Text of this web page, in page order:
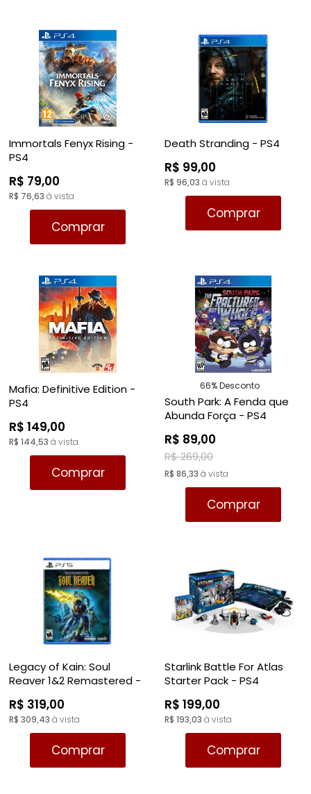
Immortals Fenyx Rising -
PS4
R$ 79,00
R$ 76,63 à vista
Comprar
Death Stranding - PS4
R$ 99,00
R$ 96,03 à vista
Comprar
Mafia: Definitive Edition -
PS4
R$ 149,00
R$ 144,53 à vista
Comprar
66% Desconto
South Park: A Fenda que
Abunda Força - PS4
R$ 89,00
R$ 269,00
R$ 86,33 à vista
Comprar
Legacy of Kain: Soul
Reaver 1&2 Remastered -
R$ 319,00
R$ 309,43 à vista
Comprar
Starlink Battle For Atlas
Starter Pack - PS4
R$ 199,00
R$ 193,03 à vista
Comprar